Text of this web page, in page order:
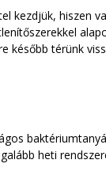
kezdjük, hiszen
később térünk
heti